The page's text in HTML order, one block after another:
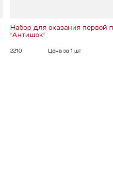
Набор для оказания первой
"Антишок"
2210 Цена за 1 шт